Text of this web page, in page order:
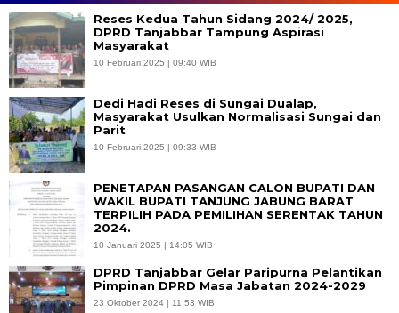
Reses Kedua Tahun Sidang 2024/ 2025,
DPRD Tanjabbar Tampung Aspirasi
Masyarakat
10 Februari 2025 | 09:40 WIB
Dedi Hadi Reses di Sungai Dualap,
Masyarakat Usulkan Normalisasi Sungai dan
Parit
10 Februari 2025 | 09:33 WIB
PENETAPAN PASANGAN CALON BUPATI DAN
WAKIL BUPATI TANJUNG JABUNG BARAT
TERPILIH PADA PEMILIHAN SERENTAK TAHUN
2024.
10 Januari 2025 | 14:05 WIB
DPRD Tanjabbar Gelar Paripurna Pelantikan
Pimpinan DPRD Masa Jabatan 2024-2029
23 Oktober 2024 | 11:53 WIB